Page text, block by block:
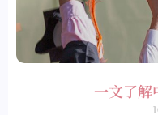
一文了解